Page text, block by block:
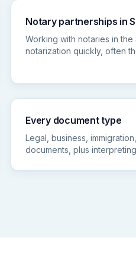
Notary partnerships in
Working with notaries in
notarization quickly, often
Every document type
Legal, business,
documents, plus